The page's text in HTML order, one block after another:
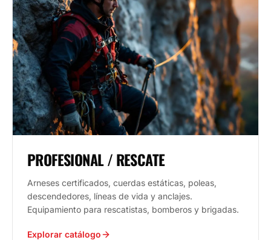
PROFESIONAL / RESCATE
Arneses certificados, cuerdas estáticas, poleas,
descendedores, líneas de vida y anclajes.
Equipamiento para rescatistas, bomberos y brigadas.
Explorar catálogo